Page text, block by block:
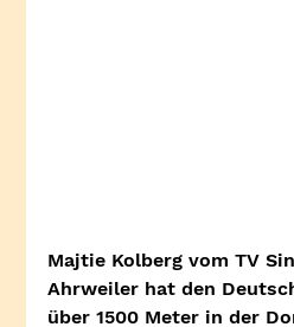
Majtie Kolberg vom TV
Ahrweiler hat den
über 1500 Meter in der